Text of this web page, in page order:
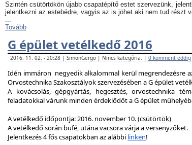
Szintén csütörtökön újabb csapatépítő estet szervezünk,
jelentkezni az estebédre, vagyis az is jöhet aki nem tud részt
...
Tovább
G épület vetélkedő 2016
2016. 11. 02. - 20:28 | SimonGergo | Nincs kategória. | 0 komment eddig
Idén immáron negyedik alkalommal kerül megrendezésre
Orvostechnika Szakosztályok szervezésében a G épület
A kovácsolás, gépgyártás, hegesztés, orvostechnika
feladatokkal várunk minden érdeklődőt a G épület
A vetélkedő időpontja: 2016. november 10. (csütörtök)
A vetélkedő során büfé, utána vacsora várja a versenyzőket.
Jelentkezés 4 fős csapatokban az alábbi linken!